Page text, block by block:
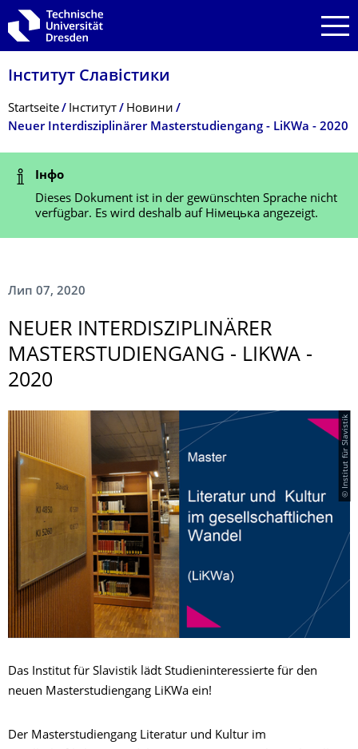
Zur Hauptnavigation springen
Zur Suche springen
Zum Inhalt springen
Інститут Славістики
Breadcrumb-Menü
Startseite Інститут
Новини
Neuer Interdisziplinärer Masterstudiengang - LiKWa - 2020
Statusmeldung
Інфо
Dieses Dokument ist in der gewünschten Sprache nicht
verfügbar. Es wird deshalb auf Німецька angezeigt.
Лип 07, 2020
NEUER INTERDISZIPLINÄRER
MASTERSTUDIENGANG - LIKWA -
2020
© Institut für Slavistik
Das Institut für Slavistik lädt Studieninteressierte für den
neuen Masterstudiengang LiKWa ein!
Der Masterstudiengang Literatur und Kultur im